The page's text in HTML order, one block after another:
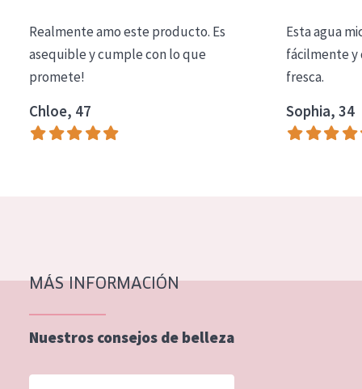
Essentials
Lift+
Expert
Piel madura
Piel menopáusica
EDAD
Realmente amo este producto. Es
asequible y cumple con lo que
promete!
Chloe, 47
Esta agua
fácilmente y
fresca.
Sophia, 34
MÁS INFORMACIÓN
Nuestros consejos de belleza